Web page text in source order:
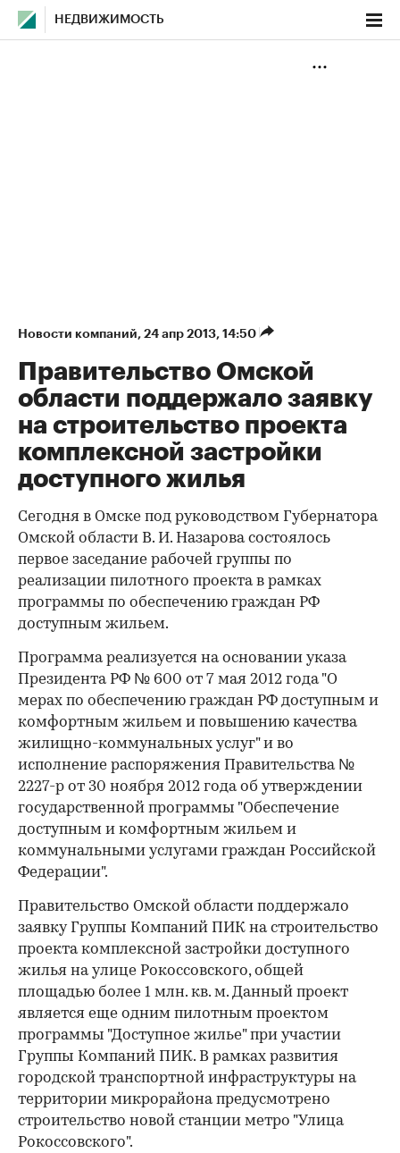
НЕДВИЖИМОСТЬ
Новости компаний⁠, 24 апр 2013, 14:50
Правительство Омской
области поддержало заявку
на строительство проекта
комплексной застройки
доступного жилья
Сегодня в Омске под руководством Губернатора
Омской области В. И. Назарова состоялось
первое заседание рабочей группы по
реализации пилотного проекта в рамках
программы по обеспечению граждан РФ
доступным жильем.
Программа реализуется на основании указа
Президента РФ № 600 от 7 мая 2012 года "О
мерах по обеспечению граждан РФ доступным и
комфортным жильем и повышению качества
жилищно-коммунальных услуг" и во
исполнение распоряжения Правительства №
2227-р от 30 ноября 2012 года об утверждении
государственной программы "Обеспечение
доступным и комфортным жильем и
коммунальными услугами граждан Российской
Федерации".
Правительство Омской области поддержало
заявку Группы Компаний ПИК на строительство
проекта комплексной застройки доступного
жилья на улице Рокоссовского, общей
площадью более 1 млн. кв. м. Данный проект
является еще одним пилотным проектом
программы "Доступное жилье" при участии
Группы Компаний ПИК. В рамках развития
городской транспортной инфраструктуры на
территории микрорайона предусмотрено
строительство новой станции метро "Улица
Рокоссовского".